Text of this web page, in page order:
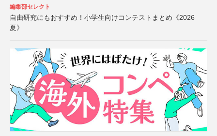
編集部セレクト
自由研究にもおすすめ！小学生向けコンテストまとめ《2026
夏》